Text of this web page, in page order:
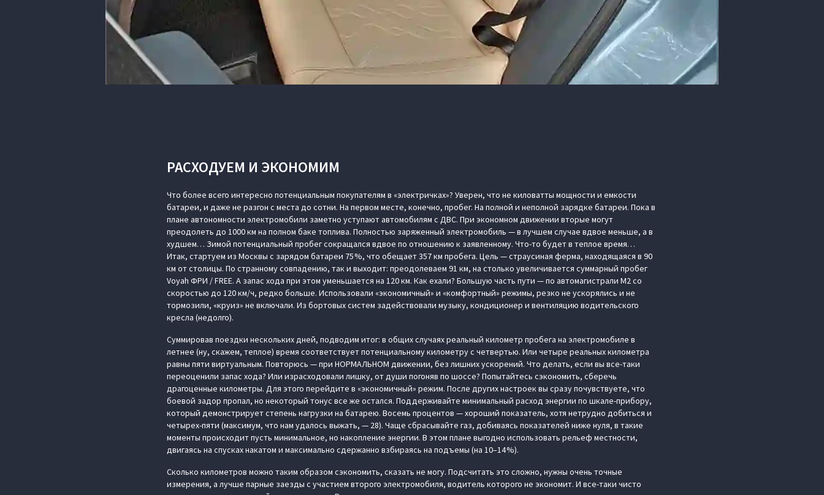
РАСХОДУЕМ И ЭКОНОМИМ
Что более всего интересно потенциальным покупателям в «электричках»? Уверен, что не киловатты мощности и емкости
батареи, и даже не разгон с места до сотни. На первом месте, конечно, пробег. На полной и неполной зарядке батареи. Пока в
плане автономности электромобили заметно уступают автомобилям с ДВС. При экономном движении вторые могут
преодолеть до 1000 км на полном баке топлива. Полностью заряженный электромобиль — в лучшем случае вдвое меньше, а в
худшем… Зимой потенциальный пробег сокращался вдвое по отношению к заявленному. Что-то будет в теплое время…
Итак, стартуем из Москвы с зарядом батареи 75 %, что обещает 357 км пробега. Цель — страусиная ферма, находящаяся в 90
км от столицы. По странному совпадению, так и выходит: преодолеваем 91 км, на столько увеличивается суммарный пробег
Voyah ФРИ / FREE. А запас хода при этом уменьшается на 120 км. Как ехали? Большую часть пути — по автомагистрали М2 со
скоростью до 120 км/ч, редко больше. Использовали «экономичный» и «комфортный» режимы, резко не ускорялись и не
тормозили, «круиз» не включали. Из бортовых систем задействовали музыку, кондиционер и вентиляцию водительского
кресла (недолго).
Суммировав поездки нескольких дней, подводим итог: в общих случаях реальный километр пробега на электромобиле в
летнее (ну, скажем, теплое) время соответствует потенциальному километру с четвертью. Или четыре реальных километра
равны пяти виртуальным. Повторюсь — при НОРМАЛЬНОМ движении, без лишних ускорений. Что делать, если вы все-таки
переоценили запас хода? Или израсходовали лишку, от души погоняв по шоссе? Попытайтесь сэкономить, сберечь
драгоценные километры. Для этого перейдите в «экономичный» режим. После других настроек вы сразу почувствуете, что
боевой задор пропал, но некоторый тонус все же остался. Поддерживайте минимальный расход энергии по шкале-прибору,
который демонстрирует степень нагрузки на батарею. Восемь процентов — хороший показатель, хотя нетрудно добиться и
четырех-пяти (максимум, что нам удалось выжать, — 28). Чаще сбрасывайте газ, добиваясь показателей ниже нуля, в такие
моменты происходит пусть минимальное, но накопление энергии. В этом плане выгодно использовать рельеф местности,
двигаясь на спусках накатом и максимально сдержанно взбираясь на подъемы (на 10–14 %).
Сколько километров можно таким образом сэкономить, сказать не могу. Подсчитать это сложно, нужны очень точные
измерения, а лучше парные заезды с участием второго электромобиля, водитель которого не экономит. И все-таки чисто